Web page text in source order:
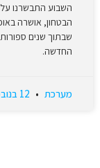
השבוע התבשרנו
הבטחון, אושרה
שבתוך שנים
החדשה.
מערכת